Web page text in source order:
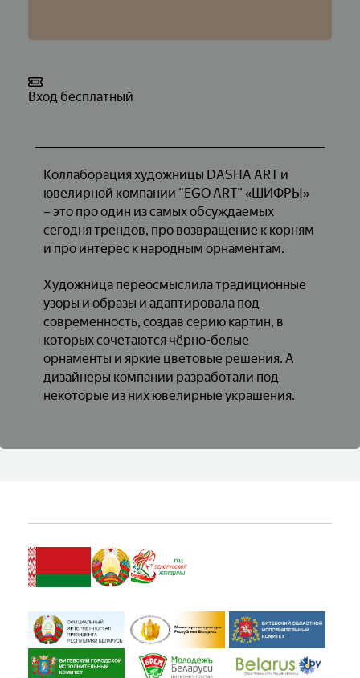
Вход бесплатный
Коллаборация художницы DASHA ART и
ювелирной компании “EGO ART” «ШИФРЫ»
– это про один из самых обсуждаемых
сегодня трендов, про возвращение к корням
и про интерес к народным орнаментам.
Художница переосмыслила традиционные
узоры и образы и адаптировала под
современность, создав серию картин, в
которых сочетаются чёрно-белые
орнаменты и яркие цветовые решения. А
дизайнеры компании разработали под
некоторые из них ювелирные украшения.